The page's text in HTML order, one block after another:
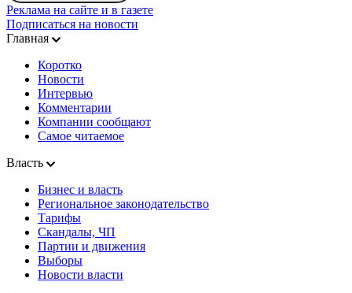
Реклама на сайте и в газете
Подписаться на новости
Главная
Коротко
Новости
Интервью
Комментарии
Компании сообщают
Самое читаемое
Власть
Бизнес и власть
Региональное законодательство
Тарифы
Скандалы, ЧП
Партии и движения
Выборы
Новости власти